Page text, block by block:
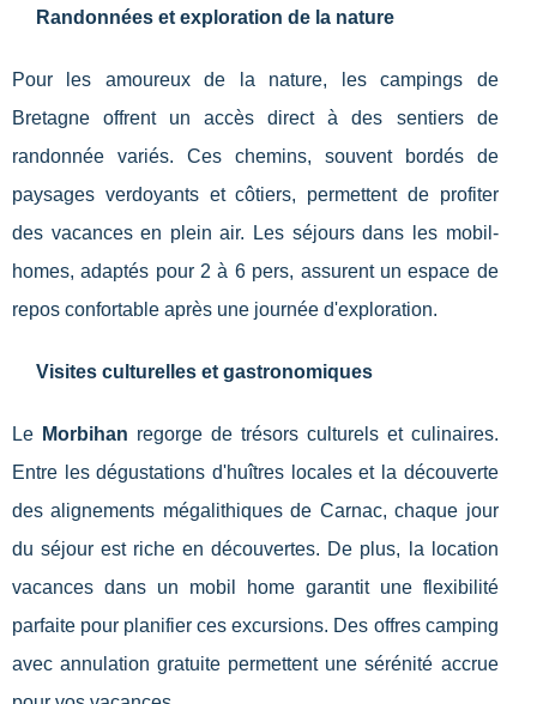
Randonnées et exploration de la nature
Pour les amoureux de la nature, les campings de
Bretagne offrent un accès direct à des sentiers de
randonnée variés. Ces chemins, souvent bordés de
paysages verdoyants et côtiers, permettent de profiter
des vacances en plein air. Les séjours dans les mobil-
homes, adaptés pour 2 à 6 pers, assurent un espace de
repos confortable après une journée d'exploration.
Visites culturelles et gastronomiques
Le Morbihan regorge de trésors culturels et culinaires.
Entre les dégustations d'huîtres locales et la découverte
des alignements mégalithiques de Carnac, chaque jour
du séjour est riche en découvertes. De plus, la location
vacances dans un mobil home garantit une flexibilité
parfaite pour planifier ces excursions. Des offres camping
avec annulation gratuite permettent une sérénité accrue